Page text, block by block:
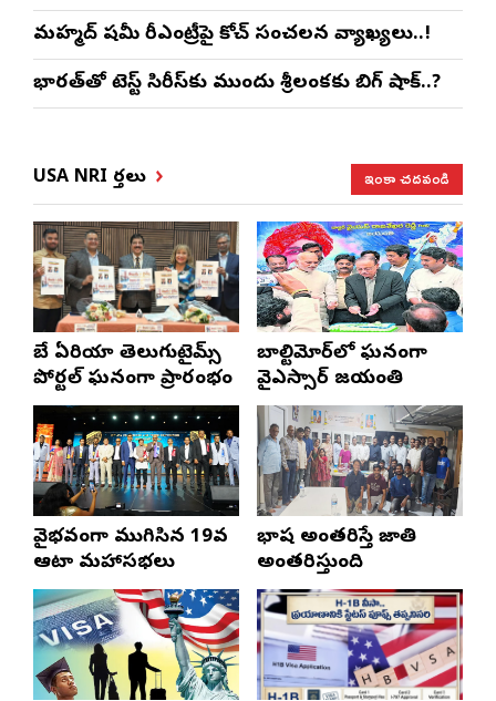
మహ్మద్ షమీ రీఎంట్రీపై కోచ్ సంచలన వ్యాఖ్యలు..!
భారత్‌తో టెస్ట్ సిరీస్‌కు ముందు శ్రీలంకకు బిగ్ షాక్..?
USA NRI వార్తలు ఇంకా చదవండి
బే ఏరియా తెలుగుటైమ్స్
పోర్టల్ ఘనంగా ప్రారంభం
బాల్టిమోర్‌లో ఘనంగా
వైఎస్సార్‌ జయంతి
వైభవంగా ముగిసిన 19వ
ఆటా మహాసభలు
భాష అంతరిస్తే జాతి
అంతరిస్తుంది